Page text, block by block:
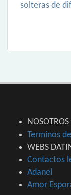
solteras de
Terminos
WEBS
Contactos
Adanel
Amor